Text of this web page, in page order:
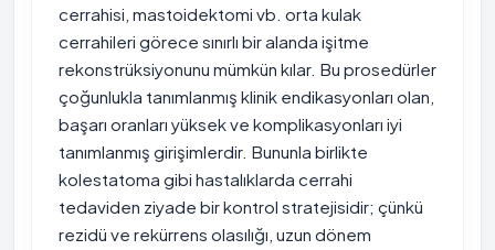
cerrahisi, mastoidektomi vb. orta kulak
cerrahileri görece sınırlı bir alanda işitme
rekonstrüksiyonunu mümkün kılar. Bu prosedürler
çoğunlukla tanımlanmış klinik endikasyonları olan,
başarı oranları yüksek ve komplikasyonları iyi
tanımlanmış girişimlerdir. Bununla birlikte
kolestatoma gibi hastalıklarda cerrahi
tedaviden ziyade bir kontrol stratejisidir; çünkü
rezidü ve rekürrens olasılığı, uzun dönem